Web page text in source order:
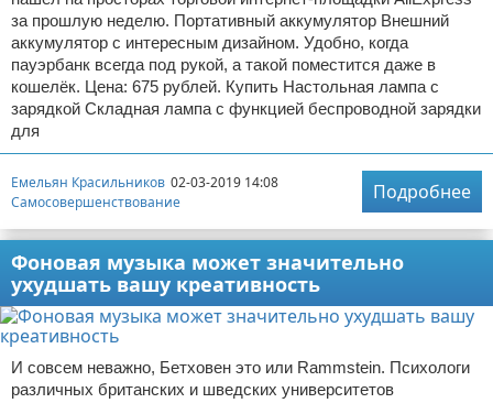
за прошлую неделю. Портативный аккумулятор Внешний
аккумулятор с интересным дизайном. Удобно, когда
пауэрбанк всегда под рукой, а такой поместится даже в
кошелёк. Цена: 675 рублей. Купить Настольная лампа с
зарядкой Складная лампа с функцией беспроводной зарядки
для
Емельян Красильников 02-03-2019 14:08
Самосовершенствование
Подробнее
Фоновая музыка может значительно
ухудшать вашу креативность
И совсем неважно, Бетховен это или Rammstein. Психологи
различных британских и шведских университетов